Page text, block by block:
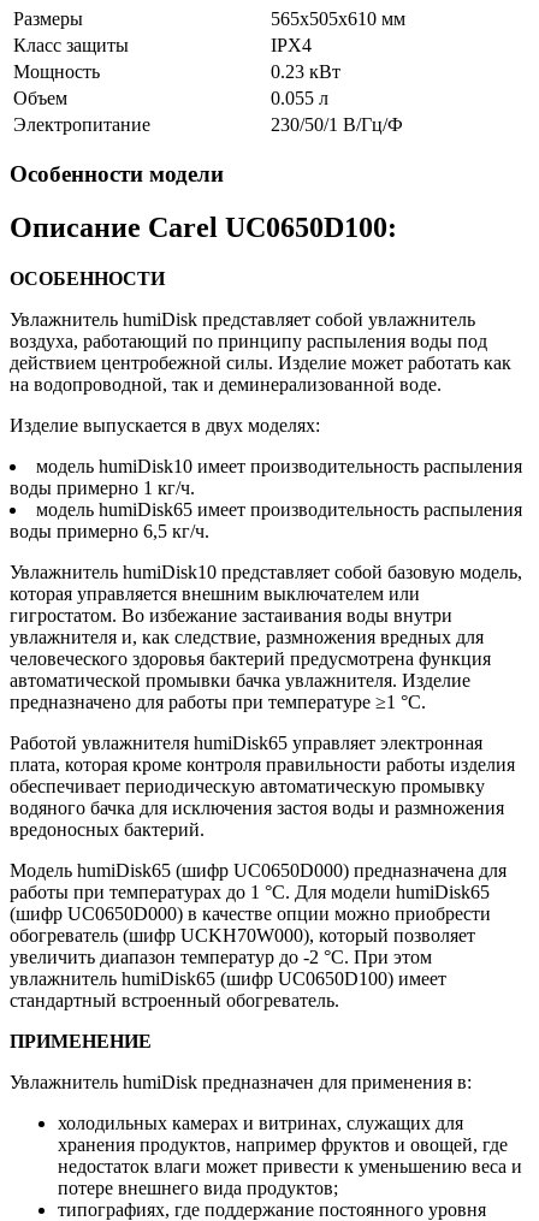
Размеры
565x505x610 мм
Класс защиты
IPX4
Мощность
0.23 кВт
Объем
0.055 л
Электропитание
230/50/1 В/Гц/Ф
Особенности модели
Описание Carel UC0650D100:
ОСОБЕННОСТИ
Увлажнитель humiDisk представляет собой увлажнитель
воздуха, работающий по принципу распыления воды под
действием центробежной силы. Изделие может работать как
на водопроводной, так и деминерализованной воде.
Изделие выпускается в двух моделях:
модель humiDisk10 имеет производительность распыления
воды примерно 1 кг/ч.
модель humiDisk65 имеет производительность распыления
воды примерно 6,5 кг/ч.
Увлажнитель humiDisk10 представляет собой базовую модель,
которая управляется внешним выключателем или
гигростатом. Во избежание застаивания воды внутри
увлажнителя и, как следствие, размножения вредных для
человеческого здоровья бактерий предусмотрена функция
автоматической промывки бачка увлажнителя. Изделие
предназначено для работы при температуре ≥1 °C.
Работой увлажнителя humiDisk65 управляет электронная
плата, которая кроме контроля правильности работы изделия
обеспечивает периодическую автоматическую промывку
водяного бачка для исключения застоя воды и размножения
вредоносных бактерий.
Модель humiDisk65 (шифр UC0650D000) предназначена для
работы при температурах до 1 °C. Для модели humiDisk65
(шифр UC0650D000) в качестве опции можно приобрести
обогреватель (шифр UCKH70W000), который позволяет
увеличить диапазон температур до -2 °C. При этом
увлажнитель humiDisk65 (шифр UC0650D100) имеет
стандартный встроенный обогреватель.
ПРИМЕНЕНИЕ
Увлажнитель humiDisk предназначен для применения в:
холодильных камерах и витринах, служащих для
хранения продуктов, например фруктов и овощей, где
недостаток влаги может привести к уменьшению веса и
потере внешнего вида продуктов;
типографиях, где поддержание постоянного уровня